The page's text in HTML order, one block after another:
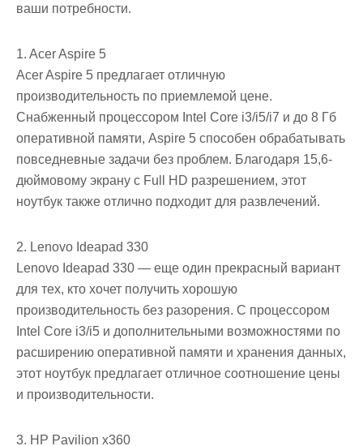
ваши потребности.
1. Acer Aspire 5
Acer Aspire 5 предлагает отличную
производительность по приемлемой цене.
Снабженный процессором Intel Core i3/i5/i7 и до 8 Гб
оперативной памяти, Aspire 5 способен обрабатывать
повседневные задачи без проблем. Благодаря 15,6-
дюймовому экрану с Full HD разрешением, этот
ноутбук также отлично подходит для развлечений.
2. Lenovo Ideapad 330
Lenovo Ideapad 330 — еще один прекрасный вариант
для тех, кто хочет получить хорошую
производительность без разорения. С процессором
Intel Core i3/i5 и дополнительными возможностями по
расширению оперативной памяти и хранения данных,
этот ноутбук предлагает отличное соотношение цены
и производительности.
3. HP Pavilion x360